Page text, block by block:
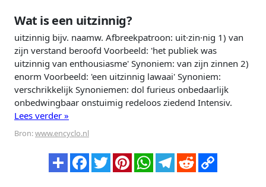
Wat is een uitzinnig?
uitzinnig bijv. naamw. Afbreekpatroon: uit·zin·nig 1) van
zijn verstand beroofd Voorbeeld: 'het publiek was
uitzinnig van enthousiasme' Synoniem: van zijn zinnen 2)
enorm Voorbeeld: 'een uitzinnig lawaai' Synoniem:
verschrikkelijk Synoniemen: dol furieus onbedaarlijk
onbedwingbaar onstuimig redeloos ziedend Intensiv.
Lees verder »
Bron:www.encyclo.nl